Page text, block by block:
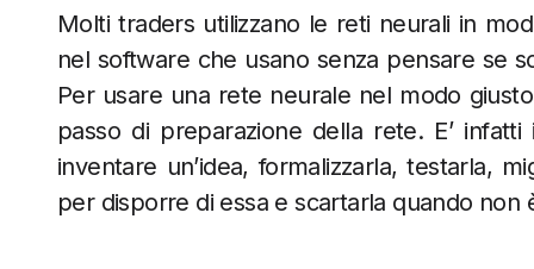
Molti traders utilizzano le reti neurali in
nel software che usano senza pensare se
Per usare una rete neurale nel modo
passo di preparazione della rete. E’
inventare un’idea, formalizzarla, testarla,
per disporre di essa e scartarla quando non